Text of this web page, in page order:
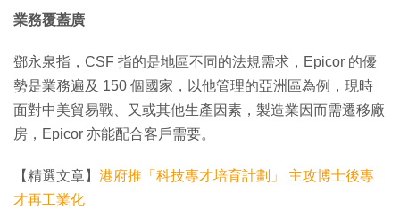
業務覆蓋廣
鄧永泉指，CSF 指的是地區不同的法規需求，Epicor 的優
勢是業務遍及 150 個國家，以他管理的亞洲區為例，現時
面對中美貿易戰、又或其他生產因素，製造業因而需遷移廠
房，Epicor 亦能配合客戶需要。
【精選文章】 港府推「科技專才培育計劃」 主攻博士後專
才再工業化